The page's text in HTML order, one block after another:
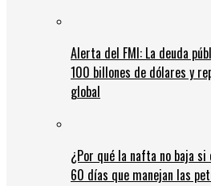
Alerta del FMI: La deuda
100 billones de dólares y
global
¿Por qué la nafta no baja
60 días que manejan las